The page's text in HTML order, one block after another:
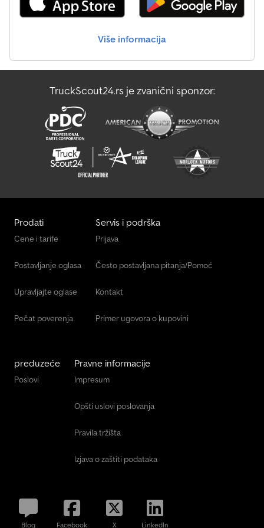
svetlom za vožnju unazad sa zadnjim maglenim svetlom sa
obeleživačima kontura radi veće bezbednosti 13-polni priključak,
kinematikom otporni plastični blatobrani klinovi za osiguranje
Mogućnosti vezivanja i osiguranja tereta brojne tačke za vezivanje
Više informacija
TruckScout24.rs je zvanični sponzor:
Prodati
Cene i tarife
Postavljanje oglasa
Upravljajte oglase
Pečat poverenja
Servis i podrška
Prijava
Često postavljana pitanja/Pomoć
Kontakt
Primer ugovora o kupovini
preduzeće
Poslovi
Pravne informacije
Impresum
Opšti uslovi poslovanja
Pravila tržišta
Izjava o zaštiti podataka
Blog Facebook X LinkedIn